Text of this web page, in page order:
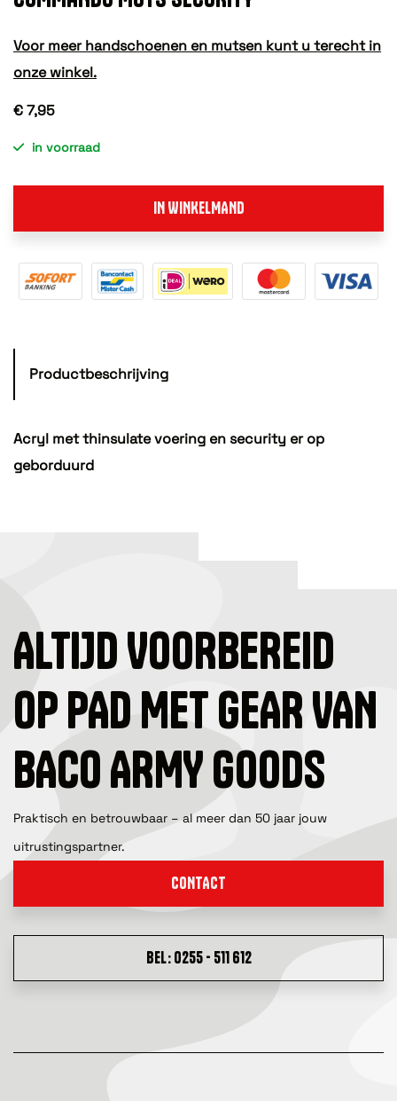
Voor meer handschoenen en mutsen kunt u terecht in
onze winkel.
€ 7,95
in voorraad
IN WINKELMAND
Productbeschrijving
Acryl met thinsulate voering en security er op
geborduurd
ALTIJD VOORBEREID
OP PAD MET GEAR VAN
BACO ARMY GOODS
Praktisch en betrouwbaar – al meer dan 50 jaar jouw
uitrustingspartner.
CONTACT
BEL: 0255 - 511 612